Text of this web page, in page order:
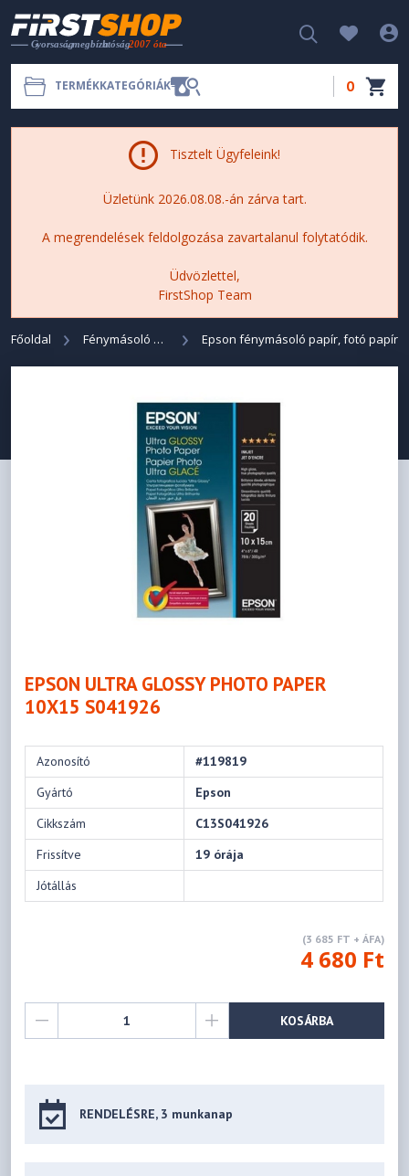
TERMÉKKATEGÓRIÁK 0
Tisztelt Ügyfeleink!
Üzletünk 2026.08.08.-án zárva tart.
A megrendelések feldolgozása zavartalanul folytatódik.
Üdvözlettel,
FirstShop Team
Főoldal Fénymásoló papír, fotó papír Epson fénymásoló papír, fotó papír
EPSON ULTRA GLOSSY PHOTO PAPER
10X15 S041926
Azonosító
#119819
Gyártó
Epson
Cikkszám
C13S041926
Frissítve
19 órája
Jótállás
(3 685 FT + ÁFA)
4 680 Ft
KOSÁRBA
RENDELÉSRE, 3 munkanap